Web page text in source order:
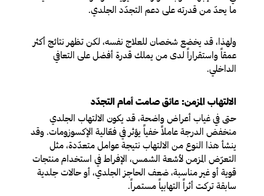
ما يحدّ من قدرته على دعم التجدّد الجلدي.
ولهذا، قد يخضع شخصان للعلاج نفسه، لكن تظهر نتائج أكثر
عمقاً واستقراراً لدى من يملك قدرة أفضل على التعافي
الداخلي.
الالتهاب المزمن: عائق صامت أمام التجدّد
حتى في غياب أعراض واضحة، قد يكون الالتهاب الجلدي
منخفض الدرجة عاملاً خفياً يؤثر في فعّالية الإكسوزومات. وقد
ينشأ هذا النوع من الالتهاب نتيجة عوامل متعدّدة، مثل
التعرّض المزمن لأشعة الشمس، الإفراط في استخدام منتجات
قوية أو غير مناسبة، ضعف الحاجز الجلدي، أو حالات جلدية
سابقة تركت أثراً التهابياً مستمراً.